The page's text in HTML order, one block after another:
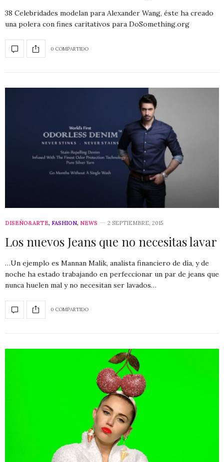
38 Celebridades modelan para Alexander Wang, éste ha creado
una polera con fines caritativos para DoSomething.org
0 COMPARTIDO
DISEÑO&ARTE, FASHION, NEWS 2 SEPTIEMBRE, 2015
Los nuevos Jeans que no necesitas lavar
…Un ejemplo es Mannan Malik, analista financiero de día, y de
noche ha estado trabajando en perfeccionar un par de jeans que
nunca huelen mal y no necesitan ser lavados…
0 COMPARTIDO